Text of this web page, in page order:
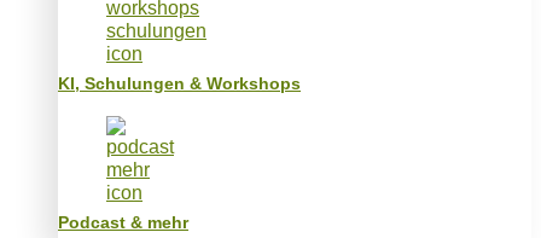
KI, Schulungen & Workshops
Podcast & mehr